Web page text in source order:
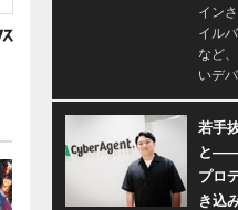
イン
イル
など
いデ
若手
と――
プロ
き込